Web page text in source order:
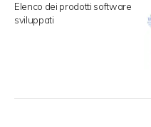
Elenco dei prodotti software
sviluppati